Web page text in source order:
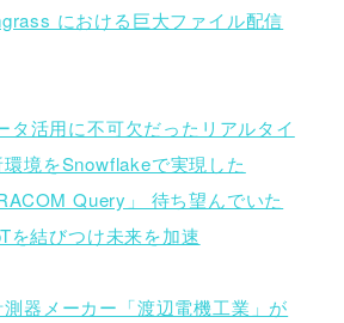
における巨大ファイル配信
タ活用に不可欠だったリアルタイ
環境をSnowflakeで実現した
Query」 待ち望んでいた
を結びつけ未来を加速
器メーカー「渡辺電機工業」が